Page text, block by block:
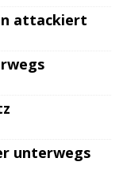
attackiert
unterwegs